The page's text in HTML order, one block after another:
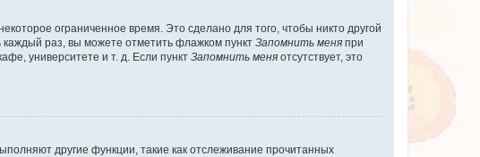
ограниченное время. Это сделано для того, чтобы никто другой
каждый раз, вы можете отметить флажком пункт Запомнить меня при
университете и т. д. Если пункт Запомнить меня отсутствует, это
другие функции, такие как отслеживание прочитанных